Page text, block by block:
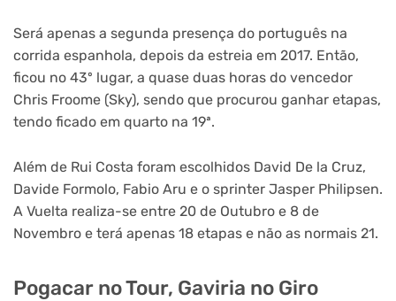
Será apenas a segunda presença do português na
corrida espanhola, depois da estreia em 2017. Então,
ficou no 43º lugar, a quase duas horas do vencedor
Chris Froome (Sky), sendo que procurou ganhar etapas,
tendo ficado em quarto na 19ª.
Além de Rui Costa foram escolhidos David De la Cruz,
Davide Formolo, Fabio Aru e o sprinter Jasper Philipsen.
A Vuelta realiza-se entre 20 de Outubro e 8 de
Novembro e terá apenas 18 etapas e não as normais 21.
Pogacar no Tour, Gaviria no Giro